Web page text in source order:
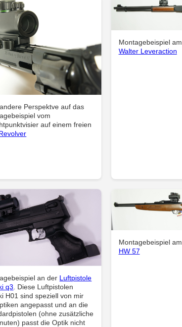
Perspektve auf das
vom
auf einem freien
Montagebeispiel am
Walter Leveraction
an der Luftpistole
q3 . Diese Luftpistolen
H01 sind speziell von mir
angepasst und an die
(ohne zusätzliche
passt die Optik nicht
Montagebeispiel am
HW 57